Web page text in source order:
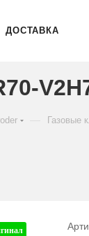
ДОСТАВКА
Газовые